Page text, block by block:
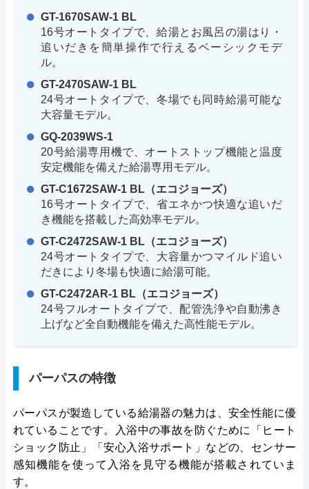
GT-1670SAW-1 BL
16号オートタイプで、給湯とお風呂の湯はり・
追いだきを簡単操作で行えるベーシックモデ
ル。
GT-2470SAW-1 BL
24号オートタイプで、冬場でも同時給湯可能な
大容量モデル。
GQ-2039WS-1
20号給湯専用機で、オートストップ機能と温度
安定機能を備えた給湯専用モデル。
GT-C1672SAW-1 BL（エコジョーズ）
16号オートタイプで、省エネかつ快適な追いだ
き機能を搭載した高効率モデル。
GT-C2472SAW-1 BL（エコジョーズ）
24号オートタイプで、大容量かつマイルド追い
だきにより冬場も快適に給湯可能。
GT-C2472AR-1 BL（エコジョーズ）
24号フルオートタイプで、配管洗浄や自動沸き
上げなど全自動機能を備えた高性能モデル。
パーパスの特徴
パーパスが製造している給湯器の魅力は、安全性能に優
れていることです。入浴中の事故を防ぐために「ヒート
ショック防止」「安心入浴サポート」などの、センサー
感知機能を使って入浴を見守る機能が搭載されていま
す。